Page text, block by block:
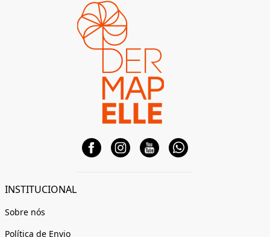
INSTITUCIONAL
Sobre nós
Política de Envio